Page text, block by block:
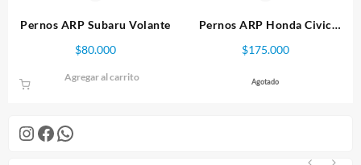
Instagram
Facebook
WhatsApp
Pernos ARP Subaru Volante
$80.000
Agregar al carrito
Pernos ARP Honda Civic
$175.000
Agotado